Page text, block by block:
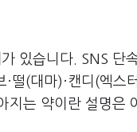
있습니다. SNS 단
떨(대마)·캔디(엑스
지는 약이란 설명은